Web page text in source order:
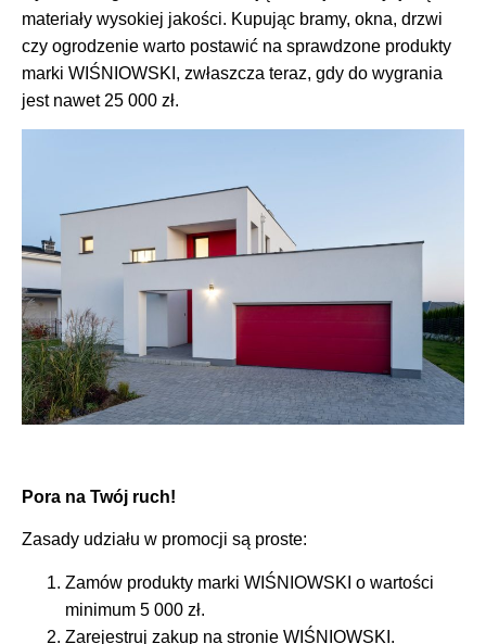
materiały wysokiej jakości. Kupując bramy, okna, drzwi
czy ogrodzenie warto postawić na sprawdzone produkty
marki WIŚNIOWSKI, zwłaszcza teraz, gdy do wygrania
jest nawet 25 000 zł.
Pora na Twój ruch!
Zasady udziału w promocji są proste:
Zamów produkty marki WIŚNIOWSKI o wartości
minimum 5 000 zł.
Zarejestruj zakup na stronie WIŚNIOWSKI.